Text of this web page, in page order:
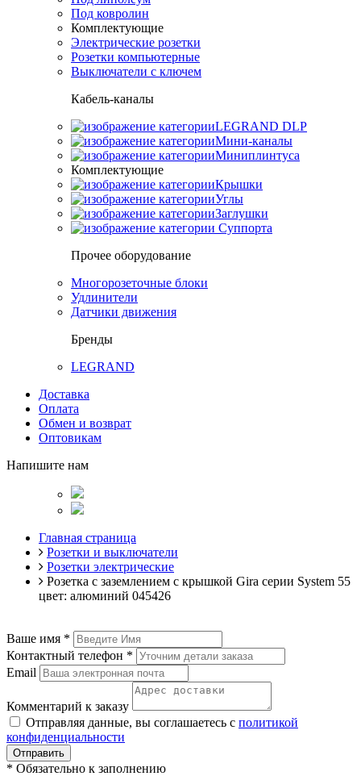
Под ковролин
Комплектующие
Электрические розетки
Розетки компьютерные
Выключатели с ключем
Кабель-каналы
LEGRAND DLP
Мини-каналы
Миниплинтуса
Комплектующие
Крышки
Углы
Заглушки
Суппорта
Прочее оборудование
Многорозеточные блоки
Удлинители
Датчики движения
Бренды
LEGRAND
Доставка
Оплата
Обмен и возврат
Оптовикам
Напишите нам
Главная страница
Розетки и выключатели
Розетки электрические
Розетка с заземлением с крышкой Gira серии System 55
цвет: алюминий 045426
Ваше имя *
Контактный телефон *
Email
Комментарий к заказу
Отправляя данные, вы соглашаетесь с политикой
конфиденциальности
Отправить
* Обязательно к заполнению